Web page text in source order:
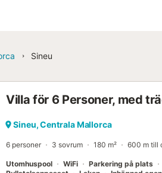
Sineu
Villa för 6 Personer, med
Sineu, Centrala Mallorca
6 personer 3 sovrum 180 m² 600 m till
Utomhuspool WiFi Parkering på plats